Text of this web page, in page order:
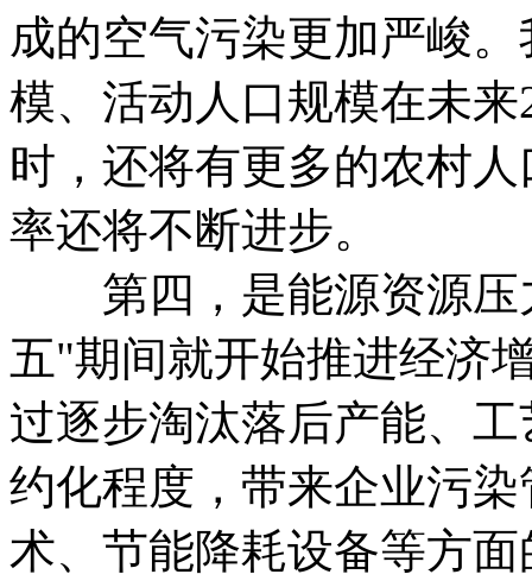
成的空气污染更加严峻
模、活动人口规模在未
时，还将有更多的农村
率还将不断进步。
第四，是能源资源压
五"期间就开始推进经济
过逐步淘汰落后产能、
约化程度，带来企业污
术、节能降耗设备等方